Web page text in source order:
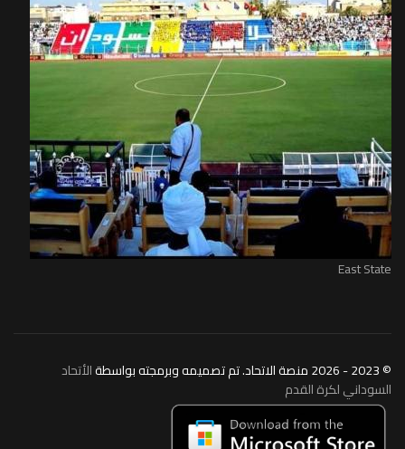
East State
© 2023 - 2026 منصة الاتحاد. تم تصميمه وبرمجته بواسطة
الأتحاد
السوداني لكرة القدم